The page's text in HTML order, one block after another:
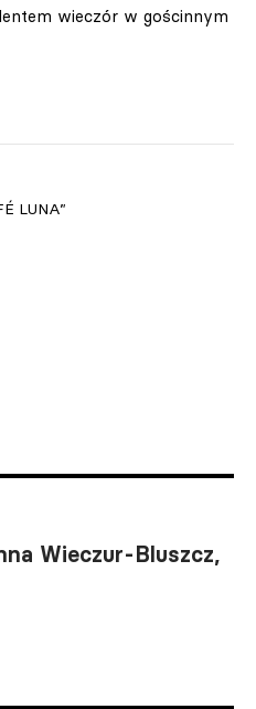
wieczór w gościnnym
LUNA”
Wieczur-Bluszcz,